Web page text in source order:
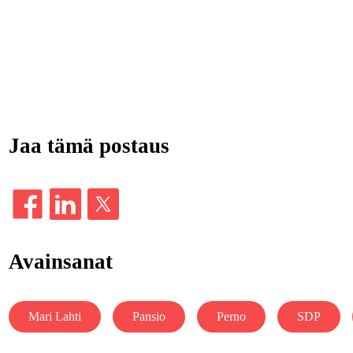
Jaa tämä postaus
Avainsanat
Mari Lahti Pansio Perno SDP